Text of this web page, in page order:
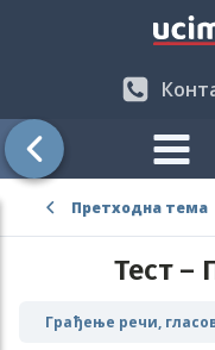
Претходна тема
Тест –